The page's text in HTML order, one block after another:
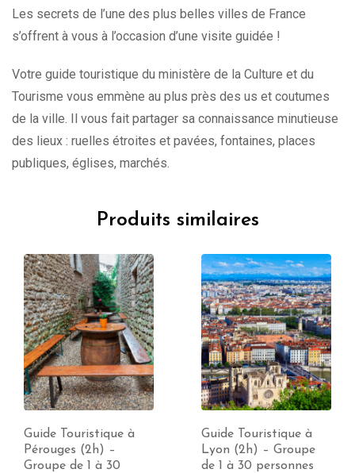
Les secrets de l’une des plus belles villes de France
s’offrent à vous à l’occasion d’une visite guidée !
Votre guide touristique du ministère de la Culture et du
Tourisme vous emmène au plus près des us et coutumes
de la ville. Il vous fait partager sa connaissance minutieuse
des lieux : ruelles étroites et pavées, fontaines, places
publiques, églises, marchés.
Produits similaires
Guide Touristique à
Lyon (2h) – Groupe
de 1 à 30 personnes
Guide Touristique à
Chambéry (2h) –
Groupe de 1 à 30